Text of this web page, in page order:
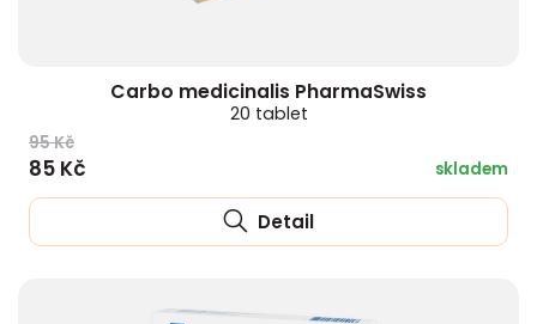
Carbo medicinalis PharmaSwiss
20 tablet
95 Kč
85 Kč skladem
Detail